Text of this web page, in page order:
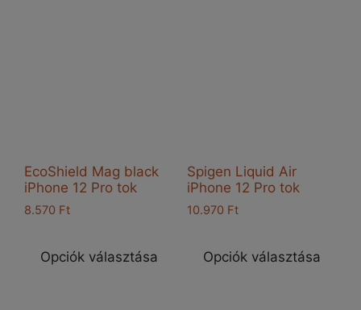
EcoShield Mag black
iPhone 12 Pro tok
8.570 Ft
Opciók választása
Spigen Liquid Air
iPhone 12 Pro tok
10.970 Ft
Opciók választása